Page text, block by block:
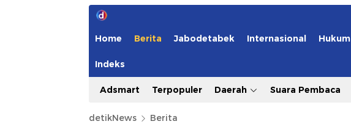
Home Berita Jabodetabek Internasional Hukum
Indeks
Adsmart Terpopuler Daerah Suara Pembaca
detikNews Berita